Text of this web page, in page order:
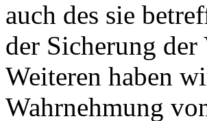
auch des sie
der Sicherung
Weiteren haben
Wahrnehmung